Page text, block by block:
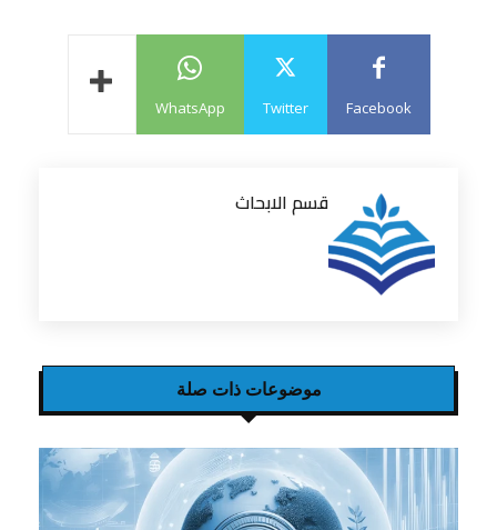
Facebook
Twitter
WhatsApp
قسم الابحاث
موضوعات ذات صلة